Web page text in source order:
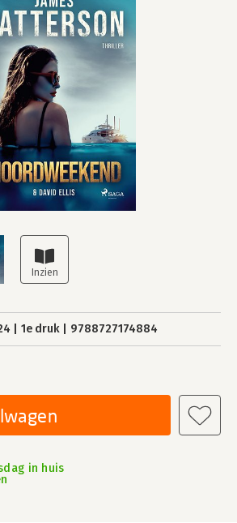
1e druk 9788727174884
in huis